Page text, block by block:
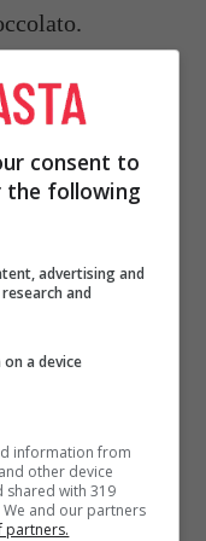
in modo
con lo
consent to
the following
advertising and
and
a device
information from
other device
shared with 319
and our partners
partners.